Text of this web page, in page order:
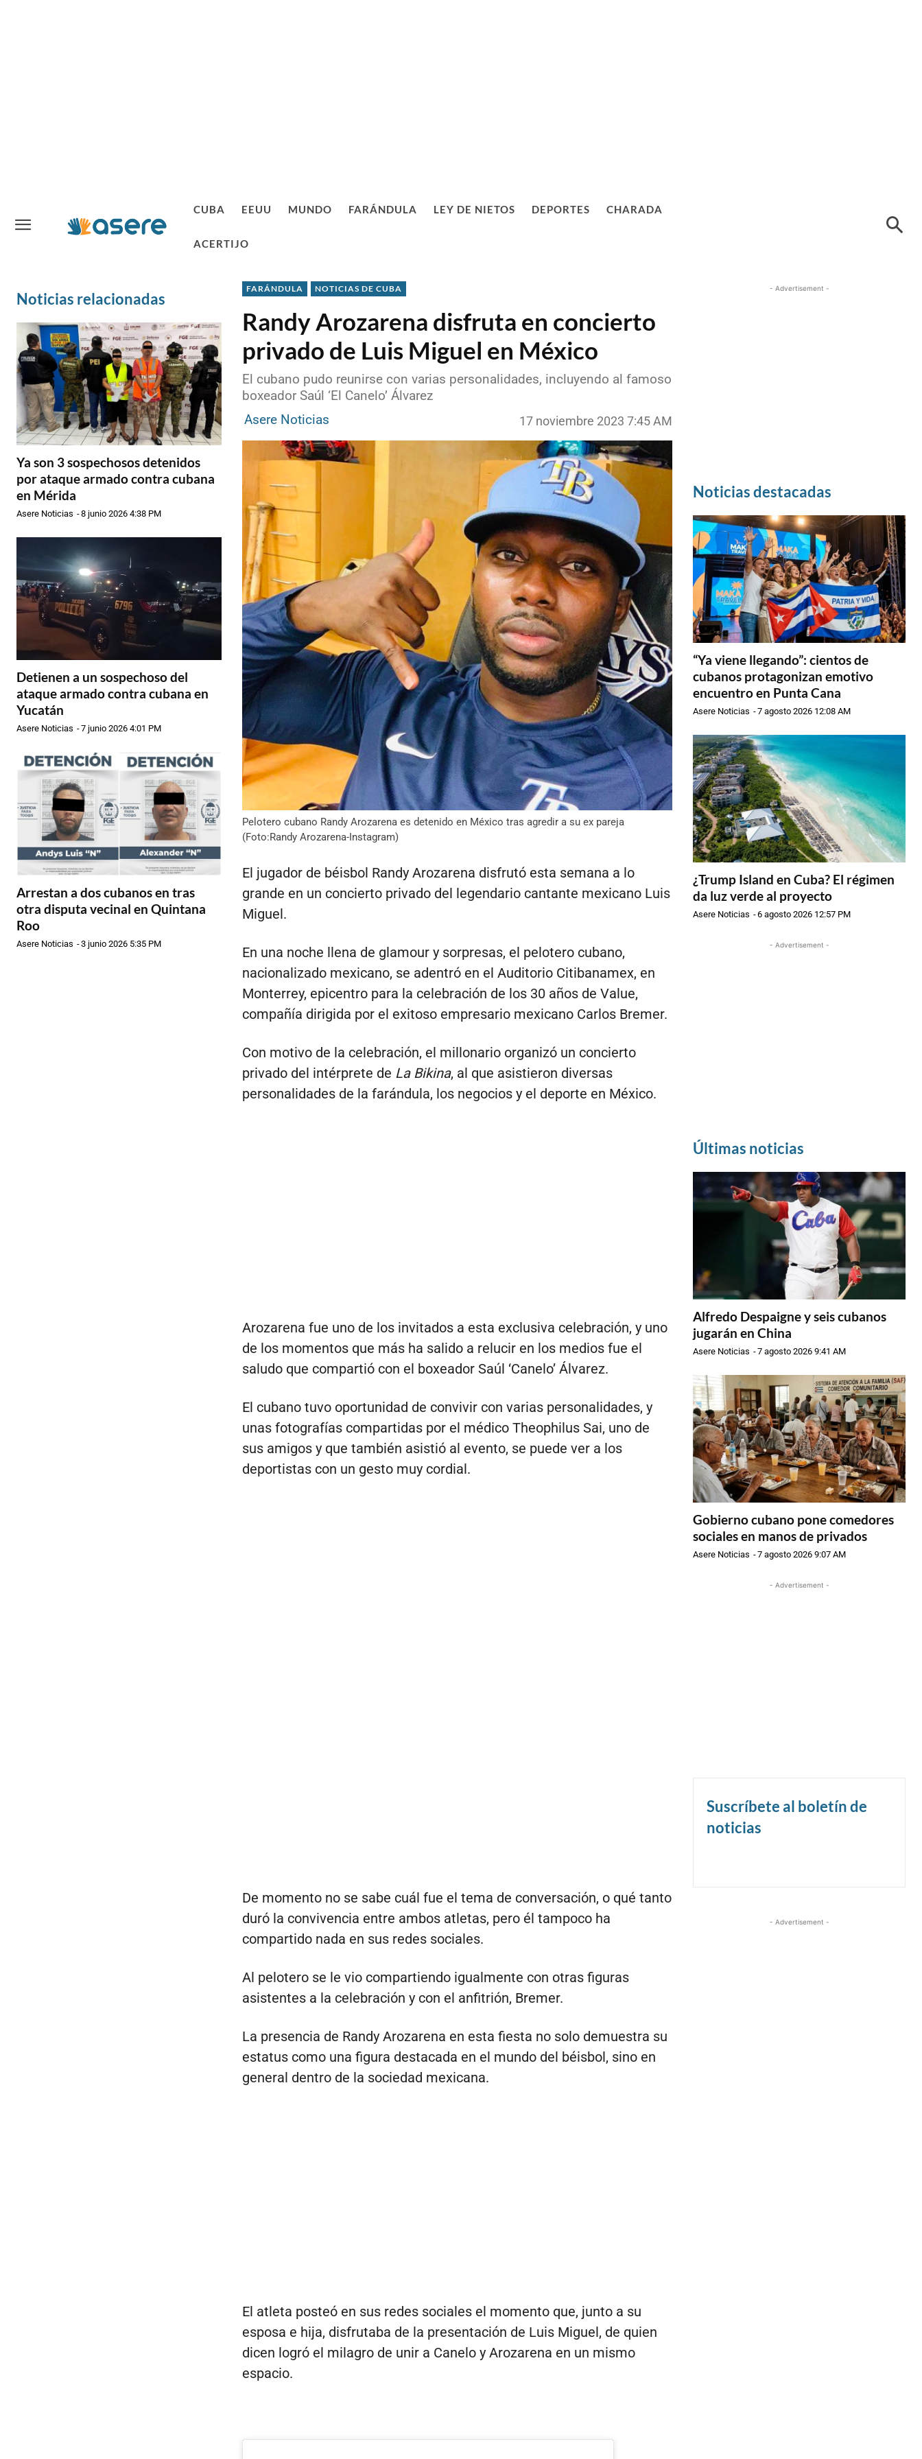
CUBA EEUU MUNDO FARÁNDULA LEY DE NIETOS DEPORTES CHARADA
ACERTIJO
Noticias relacionadas
Ya son 3 sospechosos detenidos
por ataque armado contra cubana
en Mérida
Asere Noticias -8 junio 2026 4:38 PM
Detienen a un sospechoso del
ataque armado contra cubana en
Yucatán
Asere Noticias -7 junio 2026 4:01 PM
Arrestan a dos cubanos en tras
otra disputa vecinal en Quintana
Roo
Asere Noticias -3 junio 2026 5:35 PM
FARÁNDULA NOTICIAS DE CUBA
Randy Arozarena disfruta en concierto
privado de Luis Miguel en México
El cubano pudo reunirse con varias personalidades, incluyendo al famoso
boxeador Saúl ‘El Canelo’ Álvarez
Asere Noticias
17 noviembre 2023 7:45 AM
Pelotero cubano Randy Arozarena es detenido en México tras agredir a su ex pareja
(Foto:Randy Arozarena-Instagram)
El jugador de béisbol Randy Arozarena disfrutó esta semana a lo
grande en un concierto privado del legendario cantante mexicano Luis
Miguel.
En una noche llena de glamour y sorpresas, el pelotero cubano,
nacionalizado mexicano, se adentró en el Auditorio Citibanamex, en
Monterrey, epicentro para la celebración de los 30 años de Value,
compañía dirigida por el exitoso empresario mexicano Carlos Bremer.
Con motivo de la celebración, el millonario organizó un concierto
privado del intérprete de La Bikina, al que asistieron diversas
personalidades de la farándula, los negocios y el deporte en México.
Arozarena fue uno de los invitados a esta exclusiva celebración, y uno
de los momentos que más ha salido a relucir en los medios fue el
saludo que compartió con el boxeador Saúl ‘Canelo’ Álvarez.
El cubano tuvo oportunidad de convivir con varias personalidades, y
unas fotografías compartidas por el médico Theophilus Sai, uno de
sus amigos y que también asistió al evento, se puede ver a los
deportistas con un gesto muy cordial.
De momento no se sabe cuál fue el tema de conversación, o qué tanto
duró la convivencia entre ambos atletas, pero él tampoco ha
compartido nada en sus redes sociales.
Al pelotero se le vio compartiendo igualmente con otras figuras
asistentes a la celebración y con el anfitrión, Bremer.
La presencia de Randy Arozarena en esta fiesta no solo demuestra su
estatus como una figura destacada en el mundo del béisbol, sino en
general dentro de la sociedad mexicana.
El atleta posteó en sus redes sociales el momento que, junto a su
esposa e hija, disfrutaba de la presentación de Luis Miguel, de quien
dicen logró el milagro de unir a Canelo y Arozarena en un mismo
espacio.
- Advertisement -
Noticias destacadas
“Ya viene llegando”: cientos de
cubanos protagonizan emotivo
encuentro en Punta Cana
Asere Noticias -7 agosto 2026 12:08 AM
¿Trump Island en Cuba? El régimen
da luz verde al proyecto
Asere Noticias -6 agosto 2026 12:57 PM
- Advertisement -
Últimas noticias
Alfredo Despaigne y seis cubanos
jugarán en China
Asere Noticias -7 agosto 2026 9:41 AM
Gobierno cubano pone comedores
sociales en manos de privados
Asere Noticias -7 agosto 2026 9:07 AM
- Advertisement -
Suscríbete al boletín de
noticias
- Advertisement -